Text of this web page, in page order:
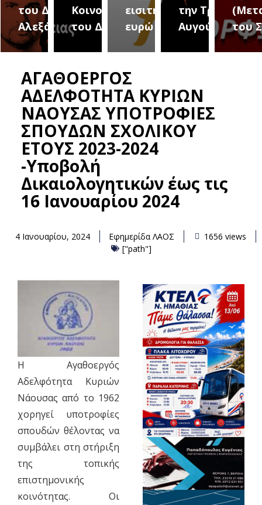
του Δήμου
Αλεξάνδρειας
Κοινοτήτων
του Δήμου
εισιτήριο 2
ευρώ
την Τρίτη 18
Αυγούστουτου
ΑΓΑΘΟΕΡΓΟΣ
ΑΔΕΛΦΟΤΗΤΑ ΚΥΡΙΩΝ
ΝΑΟΥΣΑΣ ΥΠΟΤΡΟΦΙΕΣ
ΣΠΟΥΔΩΝ ΣΧΟΛΙΚΟΥ
ΕΤΟΥΣ 2023-2024
-Υποβολή
Δικαιολογητικών έως τις
16 Ιανουαρίου 2024
4 Ιανουαρίου, 2024 Εφημερίδα ΛΑΟΣ
1656 views
["path"]
Η Αγαθοεργός
Αδελφότητα Κυριών
Νάουσας από το 1962
χορηγεί υποτροφίες
σπουδών θέλοντας να
συμβάλει στη στήριξη
της τοπικής
επιστημονικής
κοινότητας. Οι